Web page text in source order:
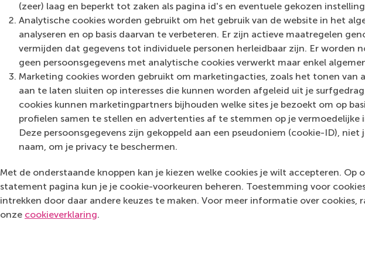
(zeer) laag en beperkt tot zaken als pagina id's en eventuele gekozen
Analytische cookies worden gebruikt om het gebruik van de website in het
analyseren en op basis daarvan te verbeteren. Er zijn actieve maatregelen
vermijden dat gegevens tot individuele personen herleidbaar zijn. Er worden
geen persoonsgegevens met analytische cookies verwerkt maar enkel
Marketing cookies worden gebruikt om marketingacties, zoals het tonen van
aan te laten sluiten op interesses die kunnen worden afgeleid uit je
cookies kunnen marketingpartners bijhouden welke sites je bezoekt om op
profielen samen te stellen en advertenties af te stemmen op je vermoedelijke
Deze persoonsgegevens zijn gekoppeld aan een pseudoniem (cookie-ID), niet
naam, om je privacy te beschermen.
Met de onderstaande knoppen kan je kiezen welke cookies je wilt accepteren. Op
statement pagina kun je je cookie-voorkeuren beheren. Toestemming voor
intrekken door daar andere keuzes te maken. Voor meer informatie over cookies,
onze cookieverklaring.